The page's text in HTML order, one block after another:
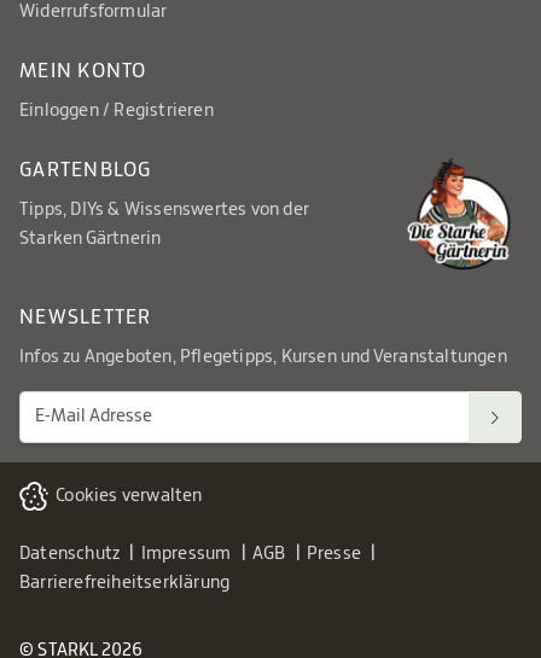
Widerrufsformular
MEIN KONTO
Einloggen / Registrieren
GARTENBLOG
Tipps, DIYs & Wissenswertes von der
Starken Gärtnerin
NEWSLETTER
Infos zu Angeboten, Pflegetipps, Kursen und Veranstaltungen
Cookies verwalten
Datenschutz Impressum AGB
Presse
Barrierefreiheitserklärung
© STARKL 2026